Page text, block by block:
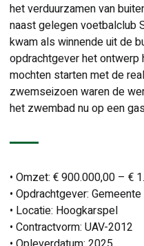
het verduurzamen van
naast gelegen voetbalclub
kwam als winnende uit de
opdrachtgever het ontwerp
mochten starten met de
zwemseizoen waren de
het zwembad nu op een
• Omzet: € 900.000,00 – €
• Opdrachtgever: Gemeente
• Locatie: Hoogkarspel
• Contractvorm: UAV-2012